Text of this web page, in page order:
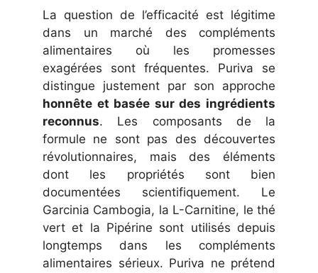
La question de l’efficacité est légitime
dans un marché des compléments
alimentaires où les promesses
exagérées sont fréquentes. Puriva se
distingue justement par son approche
honnête et basée sur des ingrédients
reconnus. Les composants de la
formule ne sont pas des découvertes
révolutionnaires, mais des éléments
dont les propriétés sont bien
documentées scientifiquement. Le
Garcinia Cambogia, la L-Carnitine, le thé
vert et la Pipérine sont utilisés depuis
longtemps dans les compléments
alimentaires sérieux. Puriva ne prétend